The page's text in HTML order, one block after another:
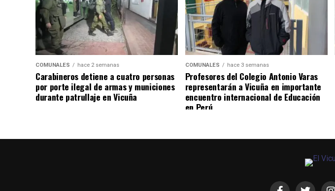
COMUNALES hace 2 semanas
Carabineros detiene a cuatro personas
por porte ilegal de armas y municiones
durante patrullaje en Vicuña
COMUNALES hace 3 semanas
Profesores del Colegio Antonio Varas
representarán a Vicuña en importante
encuentro internacional de Educación
en Perú